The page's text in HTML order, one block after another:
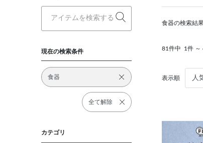
現在の検索条件
食器
全て解除
カテゴリ
食器の検索結
81件中 1件 ～
表示順